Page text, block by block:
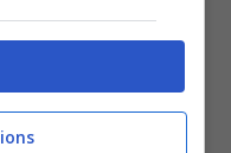
o infiammabile:
sulle